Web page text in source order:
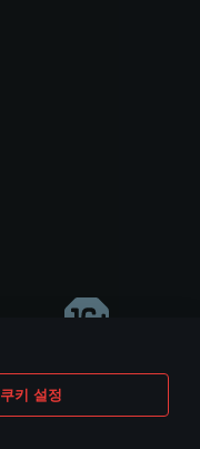
쿠키 설정